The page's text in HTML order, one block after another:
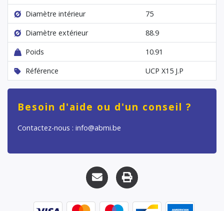
Diamètre intérieur
75
Diamètre extérieur
88.9
Poids
10.91
Référence
UCP X15 J.P
Besoin d'aide ou d'un conseil ?
Contactez-nous : info@abmi.be